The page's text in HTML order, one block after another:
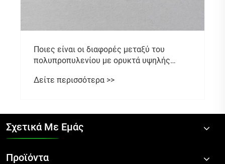
Ποιες είναι οι διαφορές μεταξύ του
πολυπροπυλενίου με ορυκτά υψηλής
πληρωτικών;
Δείτε περισσότερα >>
Σχετικά Με Εμάς
Προϊόντα